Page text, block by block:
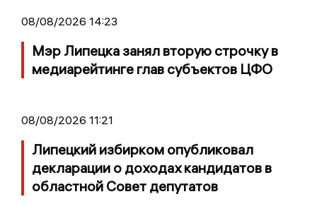
08/08/2026 14:23
Мэр Липецка занял вторую строчку в
медиарейтинге глав субъектов ЦФО
08/08/2026 11:21
Липецкий избирком опубликовал
декларации о доходах кандидатов в
областной Совет депутатов